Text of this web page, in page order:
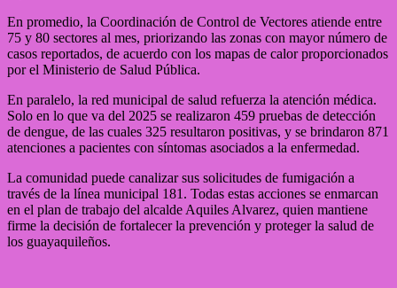
En promedio, la Coordinación de Control de Vectores atiende entre
75 y 80 sectores al mes, priorizando las zonas con mayor número de
casos reportados, de acuerdo con los mapas de calor proporcionados
por el Ministerio de Salud Pública.
En paralelo, la red municipal de salud refuerza la atención médica.
Solo en lo que va del 2025 se realizaron 459 pruebas de detección
de dengue, de las cuales 325 resultaron positivas, y se brindaron 871
atenciones a pacientes con síntomas asociados a la enfermedad.
La comunidad puede canalizar sus solicitudes de fumigación a
través de la línea municipal 181. Todas estas acciones se enmarcan
en el plan de trabajo del alcalde Aquiles Alvarez, quien mantiene
firme la decisión de fortalecer la prevención y proteger la salud de
los guayaquileños.